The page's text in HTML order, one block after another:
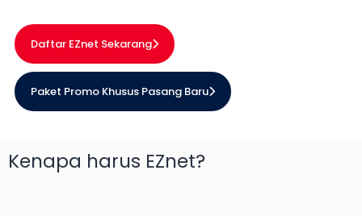
Daftar EZnet Sekarang
Paket Promo Khusus Pasang Baru
Kenapa harus EZnet?